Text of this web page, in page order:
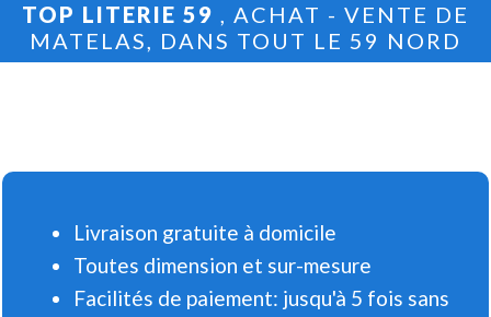
TOP LITERIE 59 , ACHAT - VENTE DE
MATELAS, DANS TOUT LE 59 NORD
Livraison gratuite à domicile
Toutes dimension et sur-mesure
Facilités de paiement: jusqu'à 5 fois sans